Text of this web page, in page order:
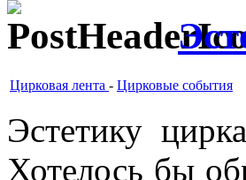
Цирковая лента - Цирковые события
Эстетику
Хотелось бы